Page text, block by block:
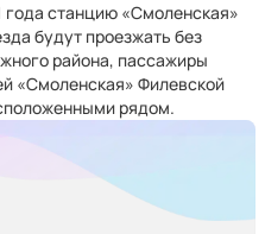
станцию «Смоленская»
будут проезжать без
района, пассажиры
«Смоленская» Филевской
рядом.